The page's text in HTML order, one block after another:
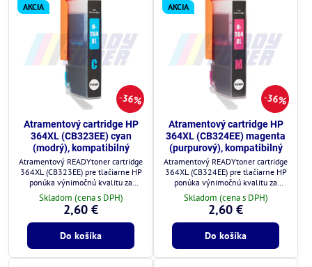
36%
AKCIA
Atramentový cartridge HP
364XL (CB323EE) cyan
(modrý), kompatibilný
Atramentový READYtoner cartridge
364XL (CB323EE) pre tlačiarne HP
ponúka výnimočnú kvalitu za
zlomok ceny.
Skladom (cena s DPH)
2,60 €
Do košíka
36%
AKCIA
Atramentový cartridge HP
364XL (CB324EE) magenta
(purpurový), kompatibilný
Atramentový READYtoner cartridge
364XL (CB324EE) pre tlačiarne HP
ponúka výnimočnú kvalitu za
zlomok ceny.
Skladom (cena s DPH)
2,60 €
Do košíka